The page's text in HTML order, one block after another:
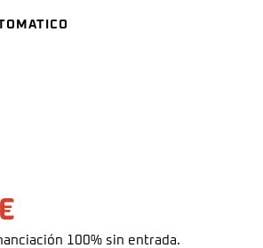
100% sin entrada.